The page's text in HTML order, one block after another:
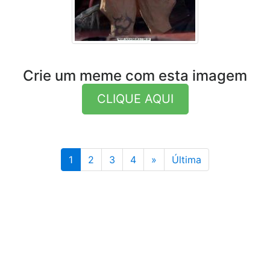
Crie um meme com esta imagem
CLIQUE AQUI
1 2 3 4 » ÚltimaÚltima